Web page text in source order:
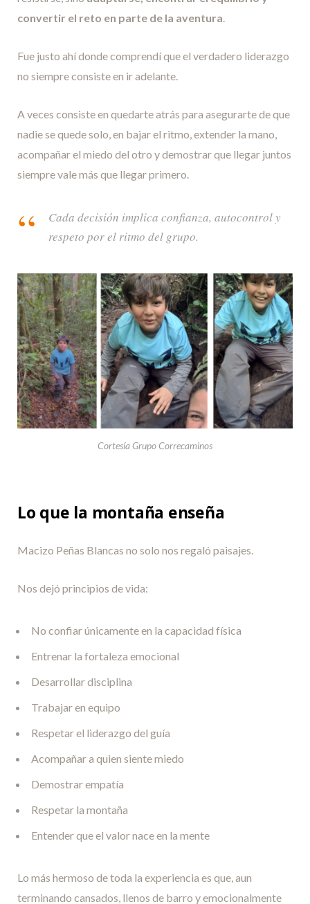
convertir el reto en parte de la aventura.
Fue justo ahí donde comprendí que el verdadero liderazgo
no siempre consiste en ir adelante.
A veces consiste en quedarte atrás para asegurarte de que
nadie se quede solo, en bajar el ritmo, extender la mano,
acompañar el miedo del otro y demostrar que llegar juntos
siempre vale más que llegar primero.
Cada decisión implica confianza, autocontrol y
respeto por el ritmo del grupo.
Cortesía Grupo Correcaminos
Lo que la montaña enseña
Macizo Peñas Blancas no solo nos regaló paisajes.
Nos dejó principios de vida:
No confiar únicamente en la capacidad física
Entrenar la fortaleza emocional
Desarrollar disciplina
Trabajar en equipo
Respetar el liderazgo del guía
Acompañar a quien siente miedo
Demostrar empatía
Respetar la montaña
Entender que el valor nace en la mente
Lo más hermoso de toda la experiencia es que, aun
terminando cansados, llenos de barro y emocionalmente